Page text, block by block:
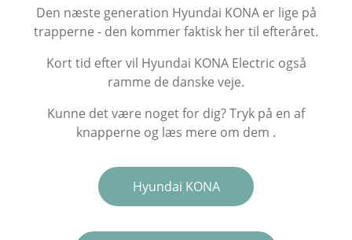
Den næste generation Hyundai KONA er lige på
trapperne - den kommer faktisk her til efteråret.
Kort tid efter vil Hyundai KONA Electric også
ramme de danske veje.
Kunne det være noget for dig? Tryk på en af
knapperne og læs mere om dem .
Hyundai KONA